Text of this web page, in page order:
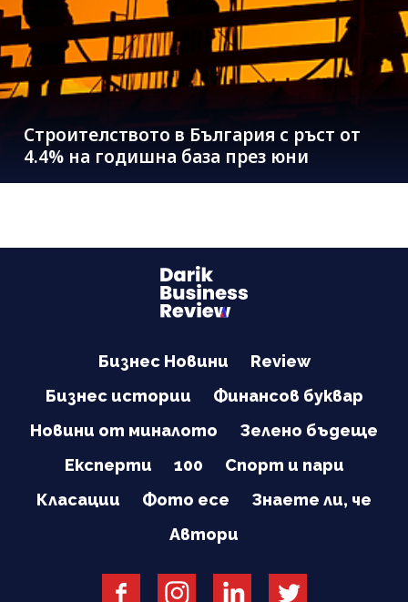
Строителството в България с ръст от
4.4% на годишна база през юни
Бизнес Новини
Review
Бизнес истории
Финансов буквар
Новини от миналото
Зелено бъдеще
Експерти
100
Спорт и пари
Класации
Фото есе
Знаете ли, че
Автори